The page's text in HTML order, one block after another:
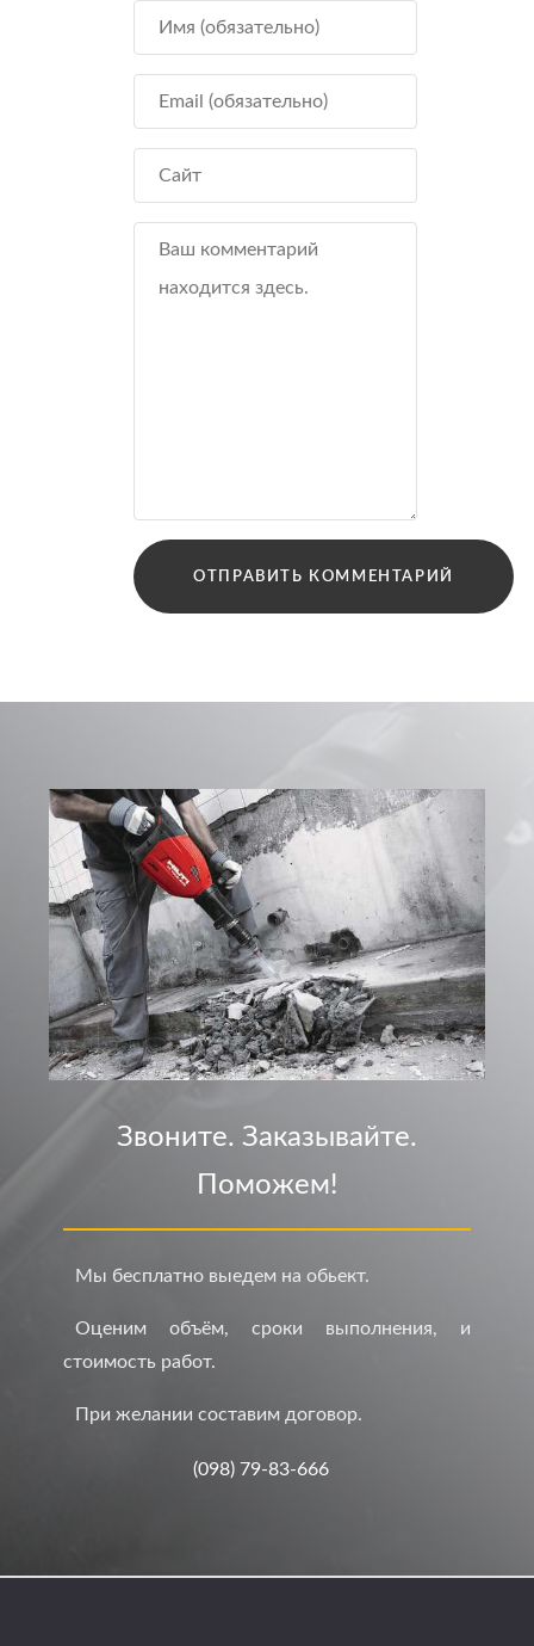
Звоните. Заказывайте.
Поможем!
Мы бесплатно выедем на обьект.
Оценим объём, сроки выполнения, и
стоимость работ.
При желании составим договор.
(098) 79-83-666